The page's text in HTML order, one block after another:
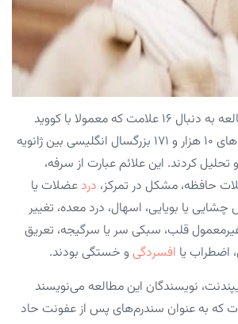
متخصصان در این مطالعه به دنبال ۱۶ علامت که معمولا با کووید
طولانی مرتبطند، پاسخ‌های ۱۰ هزار و ۱۷۱ بزرگسال انگلیسی بین ژانویه
را تجزیه و تحلیل کردند. این علائم عبارت از سرفه،
حافظه، مشکل در تمرکز، درد عضلات یا
یا بویایی، اسهال، درد معده، تغییر
قلب، سبکی سر یا سرگیجه، تعریق
اضطراب یا افسردگی و خستگی بودند.
نویسندگان این مطالعه می‌نویسند
که به عنوان سندرم‌های پس از عفونت حاد